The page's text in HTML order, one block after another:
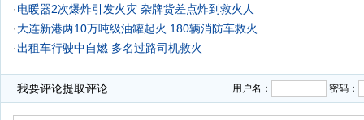
·电暖器2次爆炸引发火灾 杂牌货差点炸到救火人
·大连新港两10万吨级油罐起火 180辆消防车救火
·出租车行驶中自燃 多名过路司机救火
我要评论提取评论... 用户名： 密码：